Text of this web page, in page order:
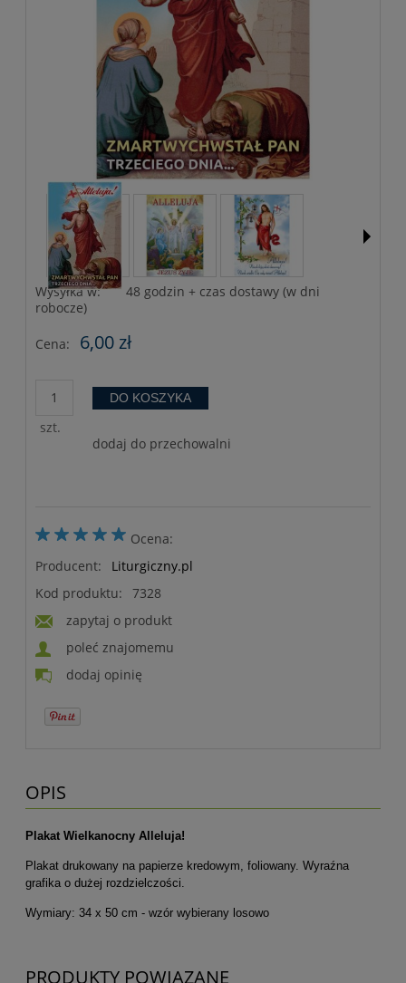
Wysyłka w:
48 godzin + czas dostawy (w dni
robocze)
Cena: 6,00 zł
szt.
DO KOSZYKA
dodaj do przechowalni
Ocena:
Producent:
Liturgiczny.pl
Kod produktu:
7328
zapytaj o produkt
poleć znajomemu
dodaj opinię
OPIS
Plakat Wielkanocny Alleluja!
Plakat drukowany na papierze kredowym, foliowany. Wyraźna
grafika o dużej rozdzielczości.
Wymiary: 34 x 50 cm - wzór wybierany losowo
PRODUKTY POWIĄZANE